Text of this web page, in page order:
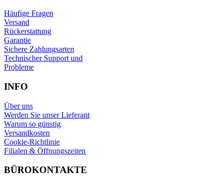
Häufige Fragen
Versand
Rückerstattung
Garantie
Sichere Zahlungsarten
Technischer Support und
Probleme
INFO
Über uns
Werden Sie unser Lieferant
Warum so günstig
Versandkosten
Cookie-Richtlinie
Filialen & Öffnungszeiten
BÜROKONTAKTE